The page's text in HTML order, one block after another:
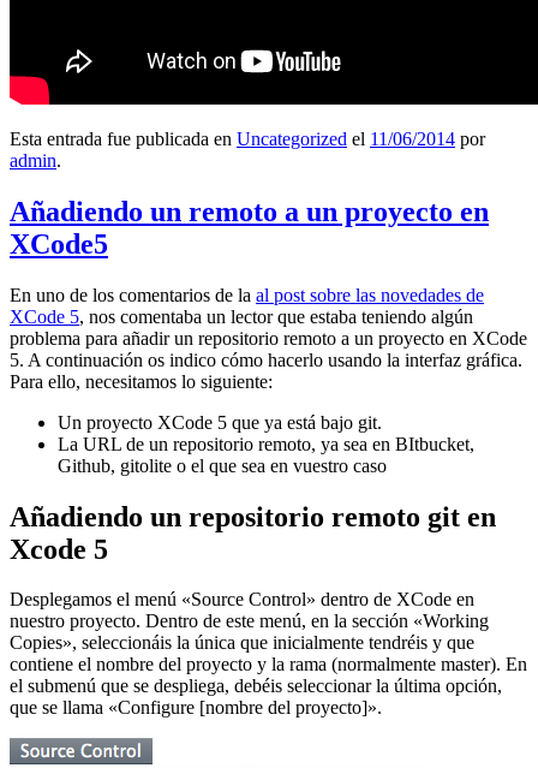
Esta entrada fue publicada en Uncategorized el 11/06/2014 por
admin.
Añadiendo un remoto a un proyecto en
XCode5
En uno de los comentarios de la al post sobre las novedades de
XCode 5, nos comentaba un lector que estaba teniendo algún
problema para añadir un repositorio remoto a un proyecto en XCode
5. A continuación os indico cómo hacerlo usando la interfaz gráfica.
Para ello, necesitamos lo siguiente:
Un proyecto XCode 5 que ya está bajo git.
La URL de un repositorio remoto, ya sea en BItbucket,
Github, gitolite o el que sea en vuestro caso
Añadiendo un repositorio remoto git en
Xcode 5
Desplegamos el menú «Source Control» dentro de XCode en
nuestro proyecto. Dentro de este menú, en la sección «Working
Copies», seleccionáis la única que inicialmente tendréis y que
contiene el nombre del proyecto y la rama (normalmente master). En
el submenú que se despliega, debéis seleccionar la última opción,
que se llama «Configure [nombre del proyecto]».